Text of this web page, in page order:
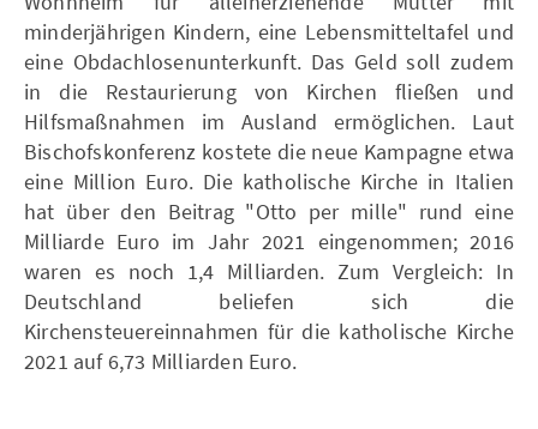
minderjährigen Kindern, eine Lebensmitteltafel und
eine Obdachlosenunterkunft. Das Geld soll zudem
in die Restaurierung von Kirchen fließen und
Hilfsmaßnahmen im Ausland ermöglichen. Laut
Bischofskonferenz kostete die neue Kampagne etwa
eine Million Euro. Die katholische Kirche in Italien
hat über den Beitrag "Otto per mille" rund eine
Milliarde Euro im Jahr 2021 eingenommen; 2016
waren es noch 1,4 Milliarden. Zum Vergleich: In
Deutschland beliefen sich die
Kirchensteuereinnahmen für die katholische Kirche
2021 auf 6,73 Milliarden Euro.